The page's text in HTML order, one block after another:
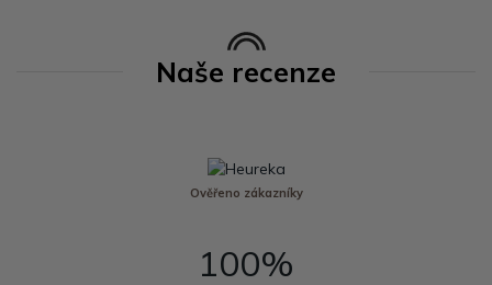
Naše recenze
Ověřeno zákazníky
100%